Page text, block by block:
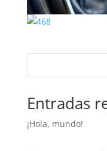
Entradas
¡Hola, mundo!